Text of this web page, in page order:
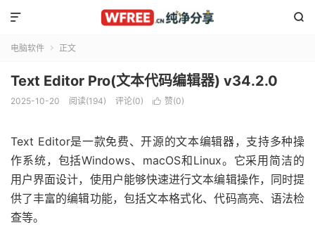


电脑软件  正文
Text Editor Pro(文本代码编辑器) v34.2.0
2025-10-20 阅读(194) 评论(0)  赞(0)
Text Editor是一款免费、开源的文本编辑器，支持多种操
作系统，包括Windows、macOS和Linux。它采用简洁的
用户界面设计，使用户能够快速进行文本编辑操作，同时提
供了丰富的编辑功能，包括文本格式化、代码高亮、语法检
查等。